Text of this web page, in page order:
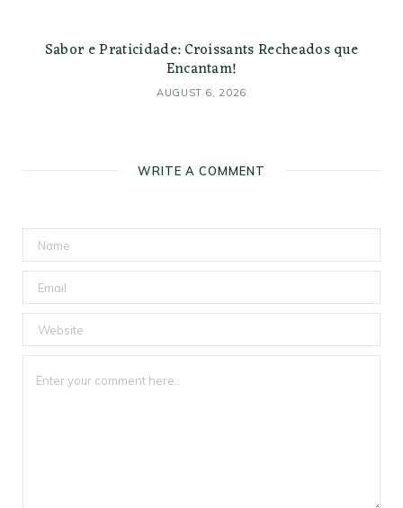
Sabor e Praticidade: Croissants Recheados que
Encantam!
AUGUST 6, 2026
WRITE A COMMENT